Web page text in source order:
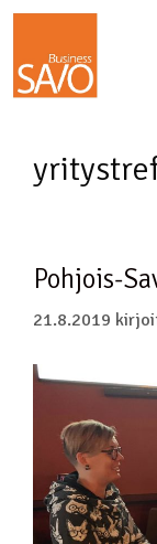
Pohjois-
21.8.2019